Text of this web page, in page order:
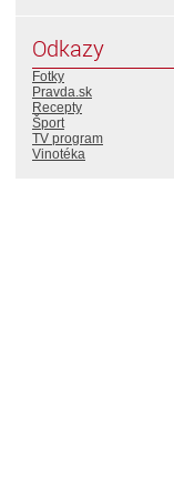
Odkazy
Fotky
Pravda.sk
Recepty
Šport
TV program
Vinotéka